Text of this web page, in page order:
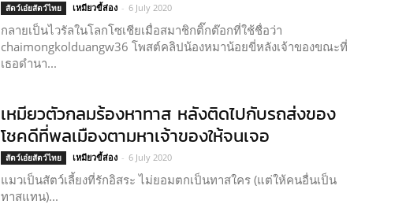
สัตว์เอ๋ยสัตว์ไทย เหมียวขี้ส่อง - 6 July 2020
กลายเป็นไวรัลในโลกโซเชียเมื่อสมาชิกติ๊กต๊อกที่ใช้ชื่อว่า
chaimongkolduangw36 โพสต์คลิปน้องหมาน้อยขี่หลังเจ้าของขณะที่
เธอดำนา...
เหมียวตัวกลมร้องหาทาส หลังติดไปกับรถส่งของ
โชคดีที่พลเมืองตามหาเจ้าของให้จนเจอ
สัตว์เอ๋ยสัตว์ไทย เหมียวขี้ส่อง - 6 July 2020
แมวเป็นสัตว์เลี้ยงที่รักอิสระ ไม่ยอมตกเป็นทาสใคร (แต่ให้คนอื่นเป็น
ทาสแทน)...